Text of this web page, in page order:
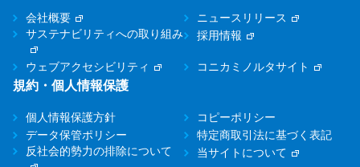
会社概要
ニュースリリース
サステナビリティへの取り組み
採用情報
ウェブアクセシビリティ コニカミノルタサイト
規約・個人情報保護
個人情報保護方針
コピーポリシー
データ保管ポリシー
特定商取引法に基づく表記
反社会的勢力の排除について
当サイトについて